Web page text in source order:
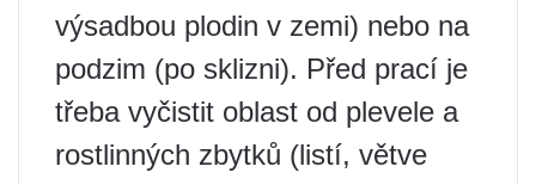
výsadbou plodin v zemi) nebo na
podzim (po sklizni). Před prací je
třeba vyčistit oblast od plevele a
rostlinných zbytků (listí, větve